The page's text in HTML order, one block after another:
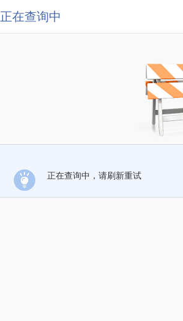
正在查询中
正在查询中，请刷新重试